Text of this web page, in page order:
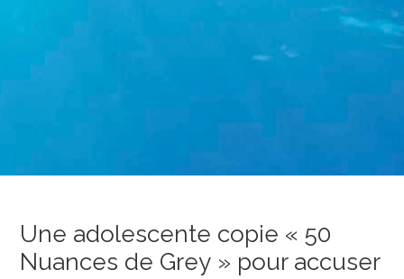
Une adolescente copie « 50
Nuances de Grey » pour accuser